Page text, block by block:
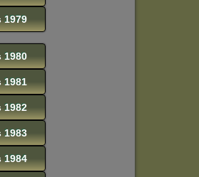
1979
1980
1981
1982
1983
1984